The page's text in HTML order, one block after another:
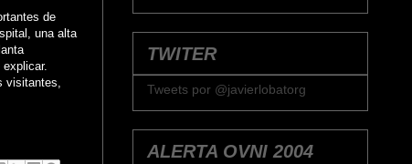
de
una alta
visitantes,
TWITER
Tweets por @javierlobatorg
ALERTA OVNI 2004